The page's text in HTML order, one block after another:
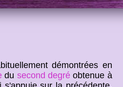
démontrées en
du second degré obtenue à